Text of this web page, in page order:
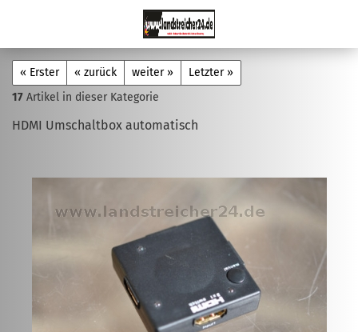
« Erster « zurück weiter »
Letzter »
17 Artikel in dieser Kategorie
HDMI Umschaltbox automatisch